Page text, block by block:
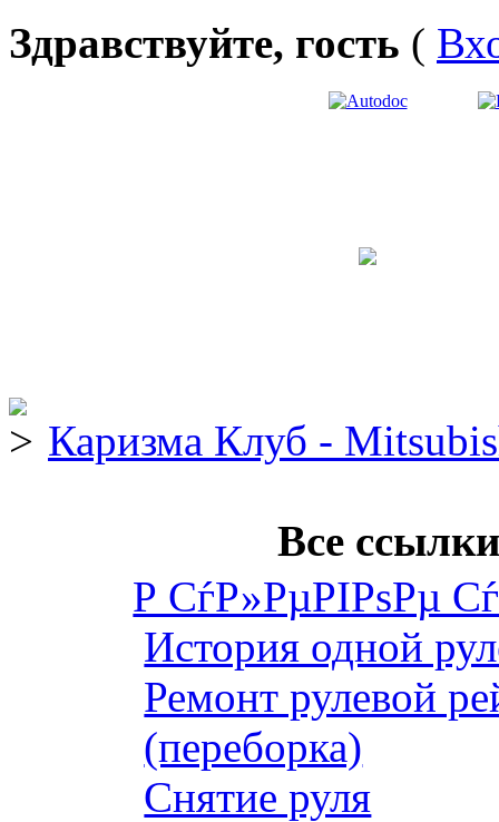
Здравствуйте, гость (
Каризма Клуб -
Все
Р СѓР»РµРІРѕРµ
История одной
Ремонт рулевой
(переборка)
Снятие руля